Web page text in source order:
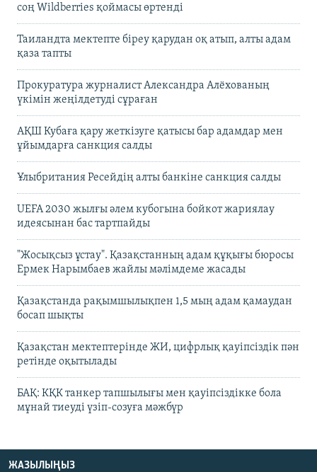
соң Wildberries қоймасы өртенді
Таиландта мектепте біреу қарудан оқ атып, алты адам
қаза тапты
Прокуратура журналист Александра Алёхованың
үкімін жеңілдетуді сұраған
АҚШ Кубаға қару жеткізуге қатысы бар адамдар мен
ұйымдарға санкция салды
Ұлыбритания Ресейдің алты банкіне санкция салды
UEFA 2030 жылғы әлем кубогына бойкот жариялау
идеясынан бас тартпайды
"Жосықсыз ұстау". Қазақстанның адам құқығы бюросы
Ермек Нарымбаев жайлы мәлімдеме жасады
Қазақстанда рақымшылықпен 1,5 мың адам қамаудан
босап шықты
Қазақстан мектептерінде ЖИ, цифрлық қауіпсіздік пән
ретінде оқытылады
БАҚ: КҚК танкер тапшылығы мен қауіпсіздікке бола
мұнай тиеуді үзіп-созуға мәжбүр
ЖАЗЫЛЫҢЫЗ